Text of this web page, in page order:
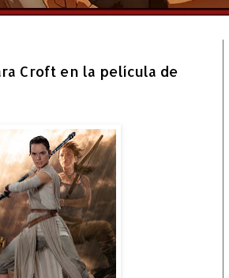
Croft en la película de